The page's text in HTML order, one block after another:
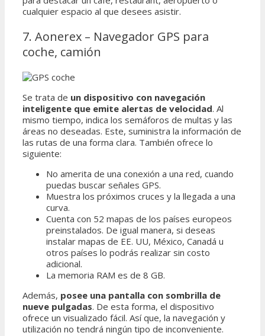
cualquier espacio al que desees asistir.
7. Aonerex – Navegador GPS para
coche, camión
Se trata de un dispositivo con navegación
inteligente que emite alertas de velocidad. Al
mismo tiempo, indica los semáforos de multas y las
áreas no deseadas. Este, suministra la información de
las rutas de una forma clara. También ofrece lo
siguiente:
No amerita de una conexión a una red, cuando
puedas buscar señales GPS.
Muestra los próximos cruces y la llegada a una
curva.
Cuenta con 52 mapas de los países europeos
preinstalados. De igual manera, si deseas
instalar mapas de EE. UU, México, Canadá u
otros países lo podrás realizar sin costo
adicional.
La memoria RAM es de 8 GB.
Además, posee una pantalla con sombrilla de
nueve pulgadas. De esta forma, el dispositivo
ofrece un visualizado fácil. Así que, la navegación y
utilización no tendrá ningún tipo de inconveniente.